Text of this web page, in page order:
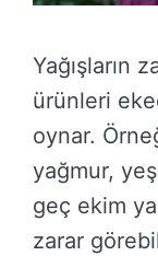
Yağışların
ürünleri
oynar.
yağmur,
geç ekim
zarar